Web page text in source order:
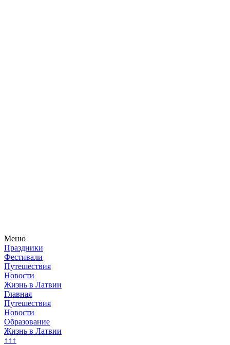
Меню
Праздники
Фестивали
Путешествия
Новости
Жизнь в Латвии
Главная
Путешествия
Новости
Образование
Жизнь в Латвии
↑↑ ↑